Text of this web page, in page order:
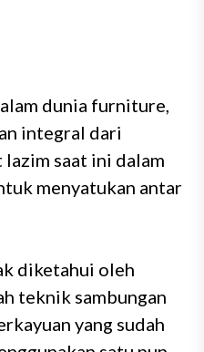
dunia furniture,
integral dari
lazim saat ini dalam
menyatukan antar
diketahui oleh
teknik sambungan
yang sudah